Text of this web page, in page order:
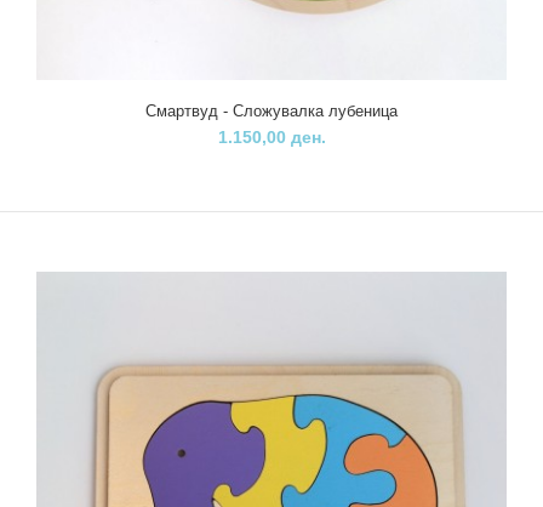
формите на овој вид на овошје.Истат..
Смартвуд - Сложувалка лубеница
1.150,00 ден.